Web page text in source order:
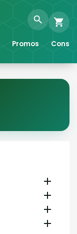
Promos
search shopping_cart



